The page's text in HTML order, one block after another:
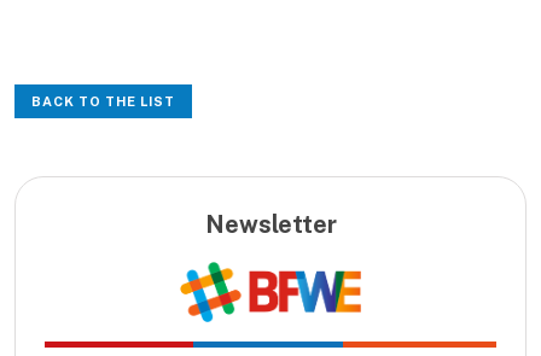
BACK TO THE LIST
Newsletter